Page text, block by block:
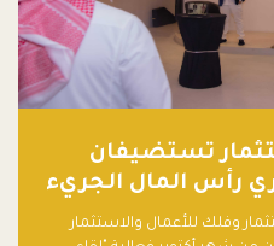
تستضيفان
رأس المال الجريء
وفلك للأعمال والاستثمار